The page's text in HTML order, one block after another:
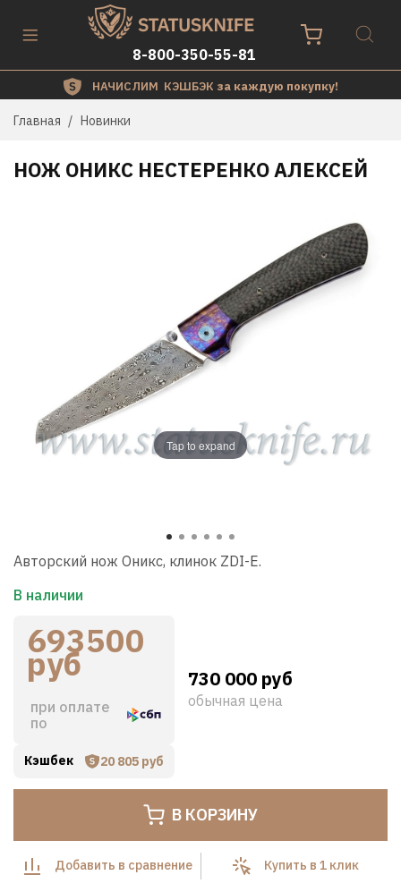
8-800-350-55-81
НАЧИСЛИМ КЭШБЭК за каждую покупку!
Главная Новинки
Tap to expand
НОЖ ОНИКС НЕСТЕРЕНКО АЛЕКСЕЙ
Авторский нож Оникс, клинок ZDI-E.
В наличии
693500
руб
при оплате
по
Кэшбек 20 805 руб
730 000 руб
обычная цена
В КОРЗИНУ
Добавить в сравнение Купить в 1 клик